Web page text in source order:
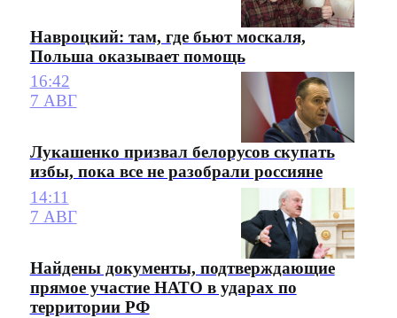
Навроцкий: там, где бьют москаля,
Польша оказывает помощь
16:42
7 АВГ
Лукашенко призвал белорусов скупать
избы, пока все не разобрали россияне
14:11
7 АВГ
Найдены документы, подтверждающие
прямое участие НАТО в ударах по
территории РФ